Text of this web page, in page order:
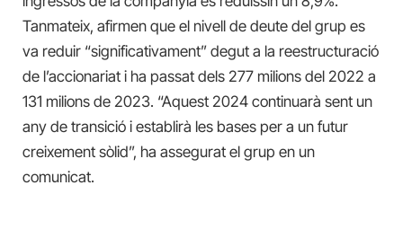
Tanmateix, afirmen que el nivell de deute del grup es
va reduir “significativament” degut a la reestructuració
de l’accionariat i ha passat dels 277 milions del 2022 a
131 milions de 2023. “Aquest 2024 continuarà sent un
any de transició i establirà les bases per a un futur
creixement sòlid”, ha assegurat el grup en un
comunicat.